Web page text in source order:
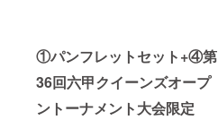
①パンフレットセット+④第
36回六甲クイーンズオープ
ントーナメント大会限定